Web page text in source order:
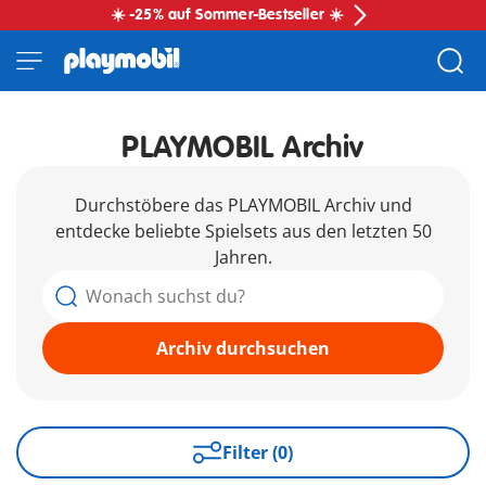
☀️ -25% auf Sommer-Bestseller ☀️
PLAYMOBIL Archiv
Durchstöbere das PLAYMOBIL Archiv und
entdecke beliebte Spielsets aus den letzten 50
Jahren.
Archiv durchsuchen
Filter (0)